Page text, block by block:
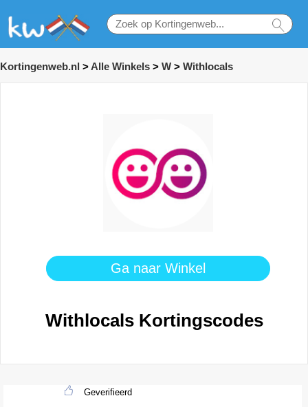
Kortingenweb.nl > Alle Winkels > W > Withlocals
Ga naar Winkel
Withlocals Kortingscodes
Geverifieerd